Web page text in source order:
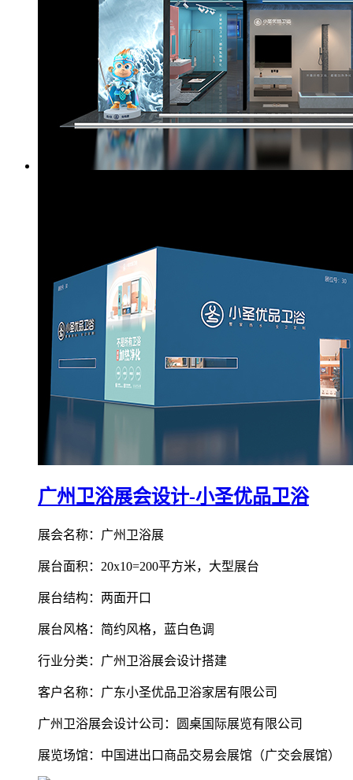
广州卫浴展会设计-小圣优品卫浴
展会名称：广州卫浴展
展台面积：20x10=200平方米，大型展台
展台结构：两面开口
展台风格：简约风格，蓝白色调
行业分类：广州卫浴展会设计搭建
客户名称：广东小圣优品卫浴家居有限公司
广州卫浴展会设计公司：圆桌国际展览有限公司
展览场馆：中国进出口商品交易会展馆（广交会展馆）